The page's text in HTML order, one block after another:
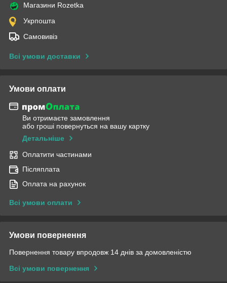
Магазини Rozetka
Укрпошта
Самовивіз
Всі умови доставки
Умови оплати
Ви отримаєте замовлення
або гроші повернуться на вашу картку
Детальніше
Оплатити частинами
Післяплата
Оплата на рахунок
Всі умови оплати
Умови повернення
Повернення товару впродовж 14 днів за домовленістю
Всі умови повернення